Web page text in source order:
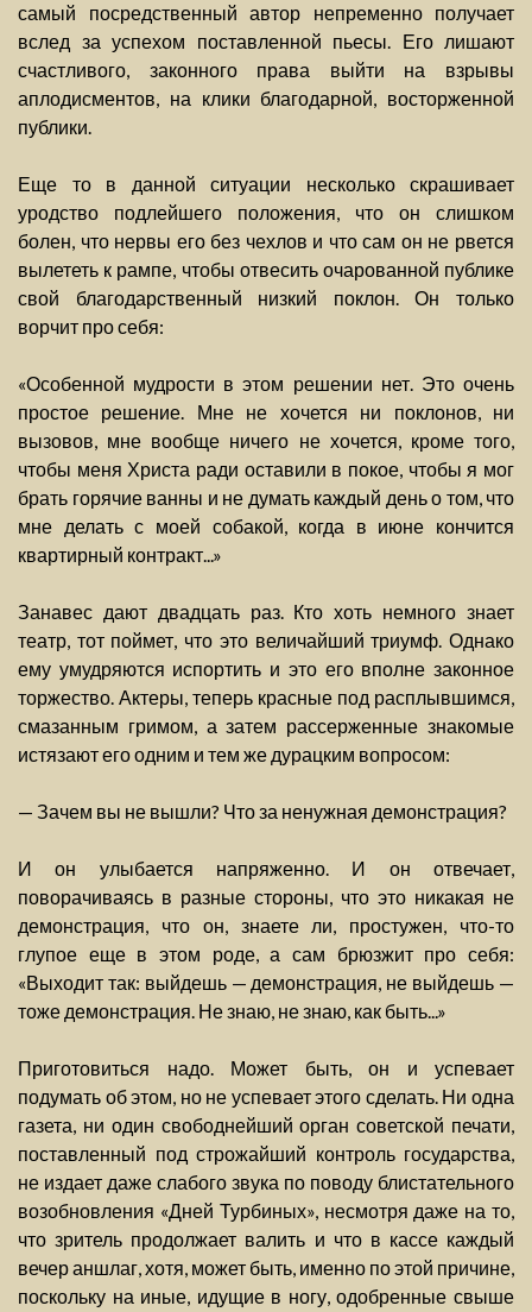
самый посредственный автор непременно получает
вслед за успехом поставленной пьесы. Его лишают
счастливого, законного права выйти на взрывы
аплодисментов, на клики благодарной, восторженной
публики.
Еще то в данной ситуации несколько скрашивает
уродство подлейшего положения, что он слишком
болен, что нервы его без чехлов и что сам он не рвется
вылететь к рампе, чтобы отвесить очарованной публике
свой благодарственный низкий поклон. Он только
ворчит про себя:
«Особенной мудрости в этом решении нет. Это очень
простое решение. Мне не хочется ни поклонов, ни
вызовов, мне вообще ничего не хочется, кроме того,
чтобы меня Христа ради оставили в покое, чтобы я мог
брать горячие ванны и не думать каждый день о том, что
мне делать с моей собакой, когда в июне кончится
квартирный контракт...»
Занавес дают двадцать раз. Кто хоть немного знает
театр, тот поймет, что это величайший триумф. Однако
ему умудряются испортить и это его вполне законное
торжество. Актеры, теперь красные под расплывшимся,
смазанным гримом, а затем рассерженные знакомые
истязают его одним и тем же дурацким вопросом:
— Зачем вы не вышли? Что за ненужная демонстрация?
И он улыбается напряженно. И он отвечает,
поворачиваясь в разные стороны, что это никакая не
демонстрация, что он, знаете ли, простужен, что-то
глупое еще в этом роде, а сам брюзжит про себя:
«Выходит так: выйдешь — демонстрация, не выйдешь —
тоже демонстрация. Не знаю, не знаю, как быть...»
Приготовиться надо. Может быть, он и успевает
подумать об этом, но не успевает этого сделать. Ни одна
газета, ни один свободнейший орган советской печати,
поставленный под строжайший контроль государства,
не издает даже слабого звука по поводу блистательного
возобновления «Дней Турбиных», несмотря даже на то,
что зритель продолжает валить и что в кассе каждый
вечер аншлаг, хотя, может быть, именно по этой причине,
поскольку на иные, идущие в ногу, одобренные свыше